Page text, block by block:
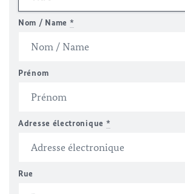
Nom / Name *
Prénom
Adresse électronique *
Rue